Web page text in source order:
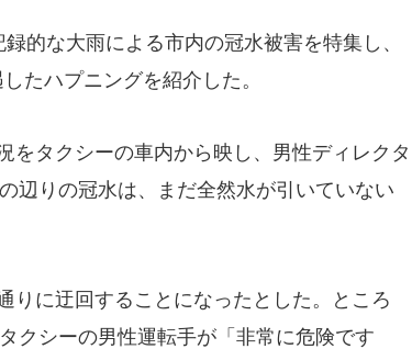
的な大雨による市内の冠水被害を特集し、
たハプニングを紹介した。
タクシーの車内から映し、男性ディレクタ
辺りの冠水は、まだ全然水が引いていない
に迂回することになったとした。ところ
クシーの男性運転手が「非常に危険です